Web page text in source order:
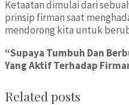
Ketaatan dimulai dari
prinsip firman saat
mendorong kita untuk
“Supaya Tumbuh Dan
Yang Aktif Terhadap
Related posts